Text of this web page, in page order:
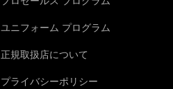
ユニフォーム プログラム
正規取扱店について
プライバシーポリシー